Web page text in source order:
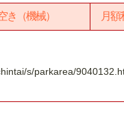
き（機械） 月額
s/parkarea/